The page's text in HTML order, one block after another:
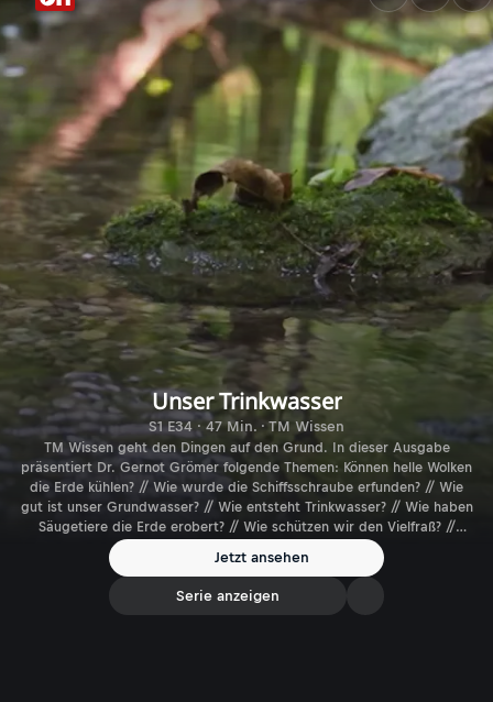
Unser Trinkwasser
S1 E34 · 47 Min. · TM Wissen
TM Wissen geht den Dingen auf den Grund. In dieser Ausgabe
präsentiert Dr. Gernot Grömer folgende Themen: Können helle Wolken
die Erde kühlen? // Wie wurde die Schiffsschraube erfunden? // Wie
gut ist unser Grundwasser? // Wie entsteht Trinkwasser? // Wie haben
Säugetiere die Erde erobert? // Wie schützen wir den Vielfraß? //
Woher stammen die Salzburger Nockerl?
Jetzt ansehen
Serie anzeigen